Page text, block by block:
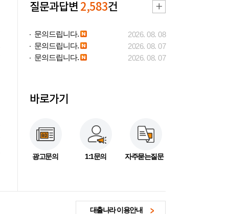
질문과답변 2,583건
문의드립니다.
2026. 08. 08
문의드립니다.
2026. 08. 07
문의드립니다.
2026. 08. 07
바로가기
광고문의 1:1문의 자주묻는질문
대출나라 이용안내